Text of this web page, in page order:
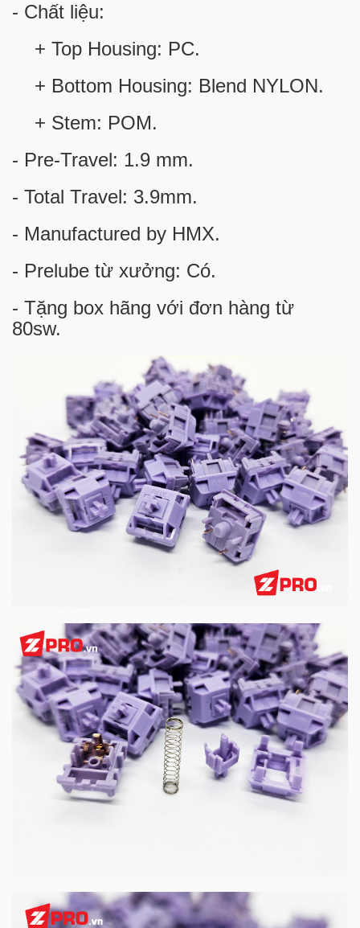
- Chất liệu:
+ Top Housing: PC.
+ Bottom Housing: Blend NYLON.
+ Stem: POM.
- Pre-Travel: 1.9 mm.
- Total Travel: 3.9mm.
- Manufactured by HMX.
- Prelube từ xưởng: Có.
- Tặng box hãng với đơn hàng từ
80sw.